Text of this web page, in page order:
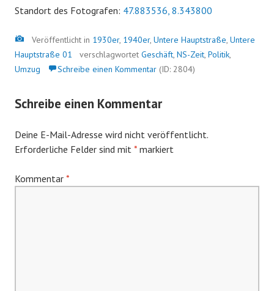
Standort des Fotografen: 47.883536, 8.343800
Bild
Veröffentlicht in 1930er, 1940er, Untere Hauptstraße, Untere
Hauptstraße 01
verschlagwortet Geschäft, NS-Zeit, Politik,
Umzug
Schreibe einen Kommentar (ID: 2804)
Schreibe einen Kommentar
Deine E-Mail-Adresse wird nicht veröffentlicht.
Erforderliche Felder sind mit * markiert
Kommentar *